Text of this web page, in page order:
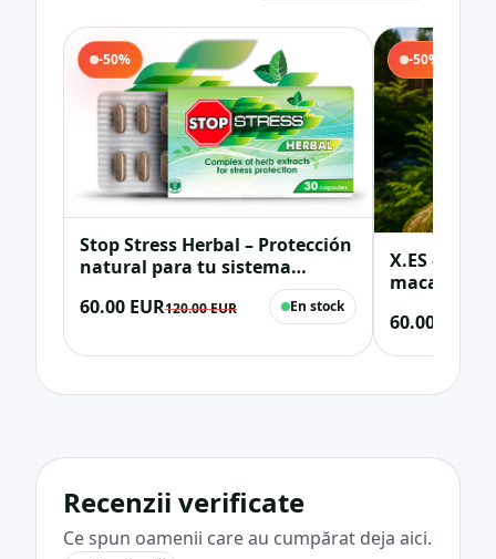
-50%
Stop Stress Herbal – Protección
natural para tu sistema
60.00 EUR120.00 EUR En stock
-50%
X.ES –
maca,
masculino)
60.00 EUR
Recenzii verificate
Ce spun oamenii care au cumpărat deja aici.